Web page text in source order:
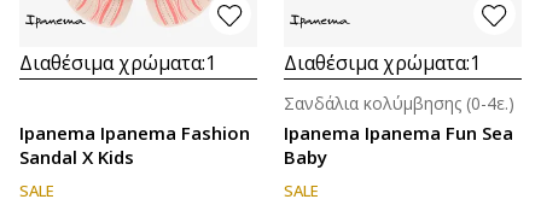
Διαθέσιμα χρώματα:1
Ipanema Ipanema Fashion
Sandal X Kids
SALE
Διαθέσιμα χρώματα:1
Ipanema Ipanema Fun Sea
Baby
Σανδάλια κολύμβησης (0-4ε.)
SALE